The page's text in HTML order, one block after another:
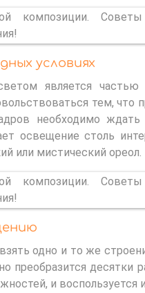
условиях
является
тем, что
необходимо ждать
освещение столь
или мистический ореол.
одно и то же
преобразится десятки
и воспользуется